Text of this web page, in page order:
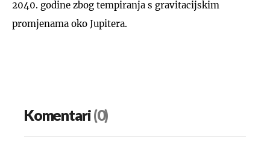
2040. godine zbog tempiranja s gravitacijskim
promjenama oko Jupitera.
Komentari(0)